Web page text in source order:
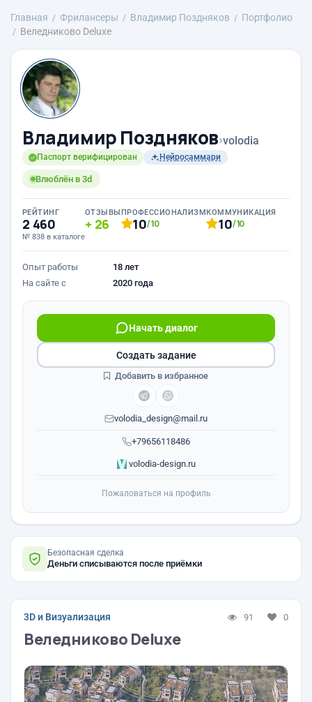
Главная Фрилансеры Владимир Поздняков
Портфолио
Веледниково Deluxe
Владимир Поздняков›volodia
Паспорт верифицирован Нейросаммари
Влюблён в 3d
РЕЙТИНГ
2 460
№ 838 в каталоге
ОТЗЫВЫ
26
ПРОФЕССИОНАЛИЗМ
10/10
КОММУНИКАЦИЯ
10/10
Опыт работы
18 лет
На сайте с
2020 года
+79656118486
Начать диалог
volodia_design@mail.ru
volodia-design.ru
Создать задание
Добавить в избранное
Пожаловаться на профиль
Безопасная сделка
Деньги списываются после приёмки
3D и Визуализация 91 0
Веледниково Deluxe